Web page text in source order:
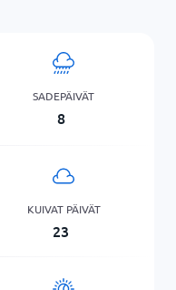
SADEPÄIVÄT
8
KUIVAT PÄIVÄT
23